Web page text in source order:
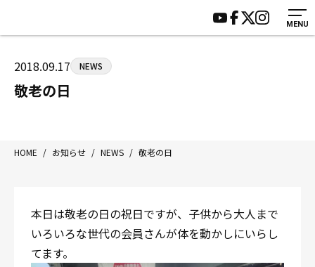
MENU
八王子中屋ボクシングジム
〒192-0072 東京都八王子市南町3-8 第2原嶋ビル1F
Tel/Fax：042-622-7222
HOME
ジムについて
トレーニング
入会案内
施設紹介
2018.09.17 NEWS
敬老の日
HOME / お知らせ / NEWS / 敬老の日
本日は敬老の日の祝日ですが、子供から大人まで
いろいろな世代の会員さんが体を動かしにいらし
てます。